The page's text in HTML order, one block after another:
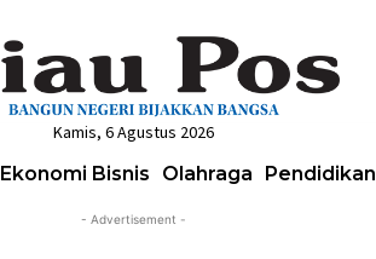
Kamis, 6 Agustus 2026
Ekonomi Bisnis Olahraga Pendidikan
- Advertisement -